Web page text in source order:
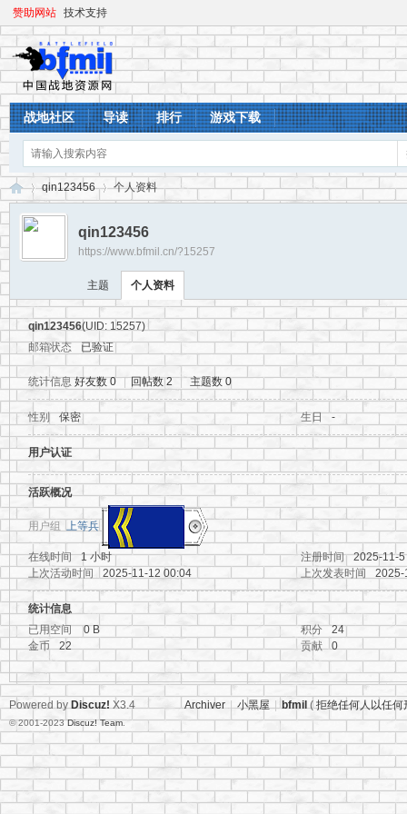
赞助网站 技术支持
战地社区 导读 排行 游戏下载
地
资
›
qin123456 个人资料
qin123456
https://www.bfmil.cn/?15257
主题 个人资料
qin123456(UID: 15257)
邮箱状态
已验证
统计信息 好友数 0 | 回帖数 2 | 主题数 0
性别 保密 生日 -
用户认证
活跃概况
用户组 上等兵
在线时间 1 小时 注册时间
2025-11-5
上次活动时间
2025-11-12 00:04 上次发表时间 2025-
统计信息
已用空间
0 B 积分
24
金币
22 贡献 0
Archiver | 小黑屋 | bfmil(拒绝任何人以任
Powered byDiscuz! X3.4
© 2001-2023Discuz! Team.